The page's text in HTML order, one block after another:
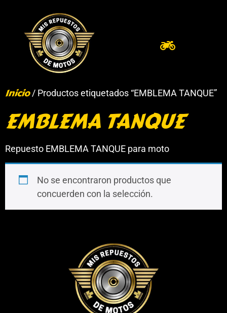
Inicio/ Productos etiquetados “EMBLEMA TANQUE”
EMBLEMA TANQUE
Repuesto EMBLEMA TANQUE para moto
No se encontraron productos que
concuerden con la selección.